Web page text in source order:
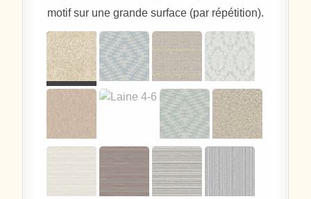
motif sur une grande surface (par répétition).